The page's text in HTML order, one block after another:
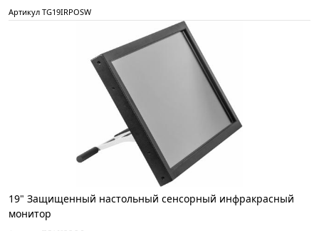
Артикул TG19IRPOSW
19" Защищенный настольный сенсорный инфракрасный
монитор